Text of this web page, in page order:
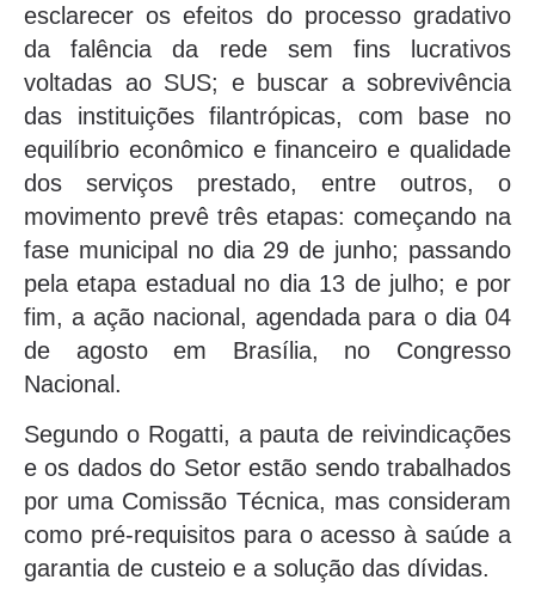
esclarecer os efeitos do processo gradativo
da falência da rede sem fins lucrativos
voltadas ao SUS; e buscar a sobrevivência
das instituições filantrópicas, com base no
equilíbrio econômico e financeiro e qualidade
dos serviços prestado, entre outros, o
movimento prevê três etapas: começando na
fase municipal no dia 29 de junho; passando
pela etapa estadual no dia 13 de julho; e por
fim, a ação nacional, agendada para o dia 04
de agosto em Brasília, no Congresso
Nacional.
Segundo o Rogatti, a pauta de reivindicações
e os dados do Setor estão sendo trabalhados
por uma Comissão Técnica, mas consideram
como pré-requisitos para o acesso à saúde a
garantia de custeio e a solução das dívidas.